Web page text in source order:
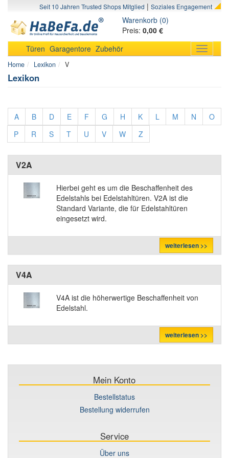
Seit 10 Jahren Trusted Shops Mitglied | Soziales Engagement
Warenkorb (0)
Preis: 0,00 €
Toggle
Türen Garagentore Zubehör
Home Lexikon V
Lexikon
A B D E F G H K L M N
O
P
R S T U V W Z
V2A
Hierbei geht es um die Beschaffenheit des
Edelstahls bei Edelstahltüren. V2A ist die
Standard Variante, die für Edelstahltüren
eingesetzt wird.
weiterlesen >>
V4A
V4A ist die höherwertige Beschaffenheit von
Edelstahl.
weiterlesen >>
Mein Konto
Bestellstatus
Bestellung widerrufen
Service
Über uns